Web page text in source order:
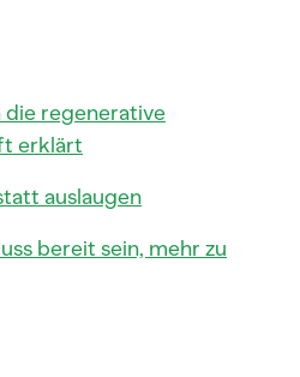
die regenerative
erklärt
auslaugen
bereit sein, mehr zu